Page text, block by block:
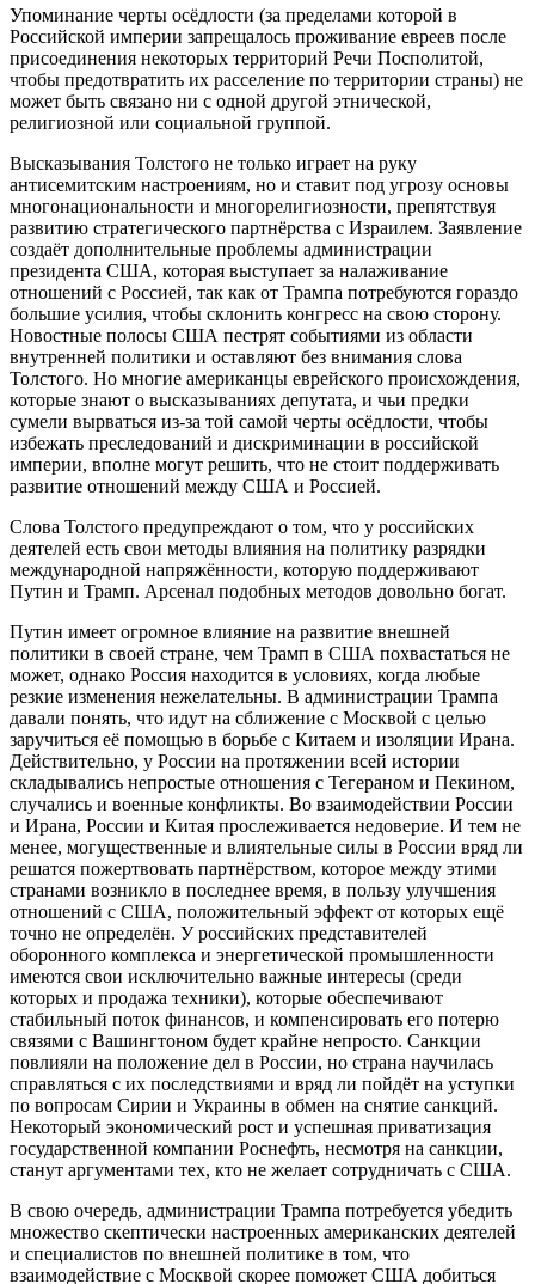
Упоминание черты осёдлости (за пределами которой в
Российской империи запрещалось проживание евреев после
присоединения некоторых территорий Речи Посполитой,
чтобы предотвратить их расселение по территории страны) не
может быть связано ни с одной другой этнической,
религиозной или социальной группой.
Высказывания Толстого не только играет на руку
антисемитским настроениям, но и ставит под угрозу основы
многонациональности и многорелигиозности, препятствуя
развитию стратегического партнёрства с Израилем. Заявление
создаёт дополнительные проблемы администрации
президента США, которая выступает за налаживание
отношений с Россией, так как от Трампа потребуются гораздо
большие усилия, чтобы склонить конгресс на свою сторону.
Новостные полосы США пестрят событиями из области
внутренней политики и оставляют без внимания слова
Толстого. Но многие американцы еврейского происхождения,
которые знают о высказываниях депутата, и чьи предки
сумели вырваться из-за той самой черты осёдлости, чтобы
избежать преследований и дискриминации в российской
империи, вполне могут решить, что не стоит поддерживать
развитие отношений между США и Россией.
Слова Толстого предупреждают о том, что у российских
деятелей есть свои методы влияния на политику разрядки
международной напряжённости, которую поддерживают
Путин и Трамп. Арсенал подобных методов довольно богат.
Путин имеет огромное влияние на развитие внешней
политики в своей стране, чем Трамп в США похвастаться не
может, однако Россия находится в условиях, когда любые
резкие изменения нежелательны. В администрации Трампа
давали понять, что идут на сближение с Москвой с целью
заручиться её помощью в борьбе с Китаем и изоляции Ирана.
Действительно, у России на протяжении всей истории
складывались непростые отношения с Тегераном и Пекином,
случались и военные конфликты. Во взаимодействии России
и Ирана, России и Китая прослеживается недоверие. И тем не
менее, могущественные и влиятельные силы в России вряд ли
решатся пожертвовать партнёрством, которое между этими
странами возникло в последнее время, в пользу улучшения
отношений с США, положительный эффект от которых ещё
точно не определён. У российских представителей
оборонного комплекса и энергетической промышленности
имеются свои исключительно важные интересы (среди
которых и продажа техники), которые обеспечивают
стабильный поток финансов, и компенсировать его потерю
связями с Вашингтоном будет крайне непросто. Санкции
повлияли на положение дел в России, но страна научилась
справляться с их последствиями и вряд ли пойдёт на уступки
по вопросам Сирии и Украины в обмен на снятие санкций.
Некоторый экономический рост и успешная приватизация
государственной компании Роснефть, несмотря на санкции,
станут аргументами тех, кто не желает сотрудничать с США.
В свою очередь, администрации Трампа потребуется убедить
множество скептически настроенных американских деятелей
и специалистов по внешней политике в том, что
взаимодействие с Москвой скорее поможет США добиться